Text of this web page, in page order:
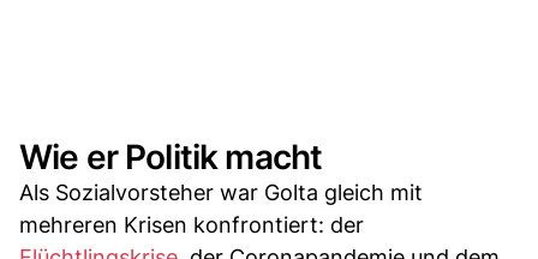
Wie er Politik macht
Als Sozialvorsteher war Golta gleich mit
mehreren Krisen konfrontiert: der